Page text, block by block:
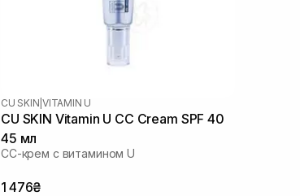
CU SKIN |VITAMIN U
CU SKIN Vitamin U CC Cream SPF 40
45 мл
СС-крем с витамином U
1 476₴